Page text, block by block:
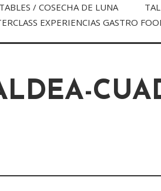
/ COSECHA DE LUNA
EXPERIENCIAS GASTRO